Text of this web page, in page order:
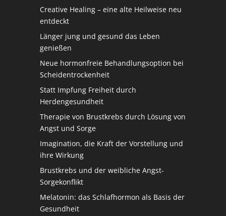
Creative Healing – eine alte Heilweise neu
entdeckt
Länger jung und gesund das Leben
genießen
Neue hormonfreie Behandlungsoption bei
Scheidentrockenheit
Statt Impfung Freiheit durch
Herdengesundheit
Therapie von Brustkrebs durch Lösung von
Angst und Sorge
Imagination, die Kraft der Vorstellung und
ihre Wirkung
Brustkrebs und der weibliche Angst-
Sorgekonflikt
Melatonin: das Schlafhormon als Basis der
Gesundheit